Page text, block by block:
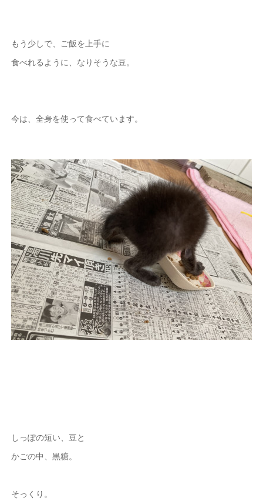
もう少しで、ご飯を上手に
食べれるように、なりそうな豆。
今は、全身を使って食べています。
しっぽの短い、豆と
かごの中、黒糖。
そっくり。